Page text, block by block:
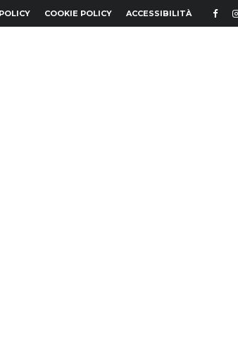
COOKIE POLICY ACCESSIBILITÀ